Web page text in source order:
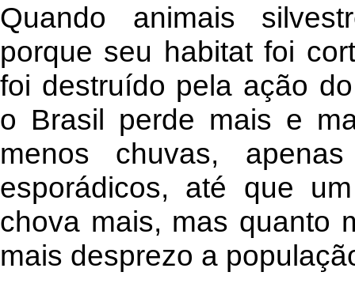
Quando animais
porque seu habitat foi
foi destruído pela ação
o Brasil perde mais e
menos chuvas,
esporádicos, até que
chova mais, mas quanto
mais desprezo a